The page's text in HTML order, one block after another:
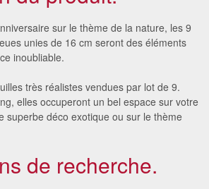
sur le thème de la nature, les 9
unies de 16 cm seront des éléments
inoubliable.
très réalistes vendues par lot de 9.
elles occuperont un bel espace sur votre
superbe déco exotique ou sur le thème
de recherche.